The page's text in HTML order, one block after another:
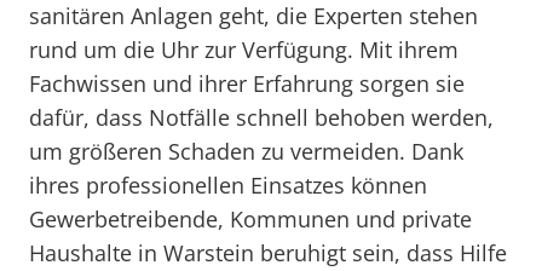
sanitären Anlagen geht, die Experten stehen
rund um die Uhr zur Verfügung. Mit ihrem
Fachwissen und ihrer Erfahrung sorgen sie
dafür, dass Notfälle schnell behoben werden,
um größeren Schaden zu vermeiden. Dank
ihres professionellen Einsatzes können
Gewerbetreibende, Kommunen und private
Haushalte in Warstein beruhigt sein, dass Hilfe